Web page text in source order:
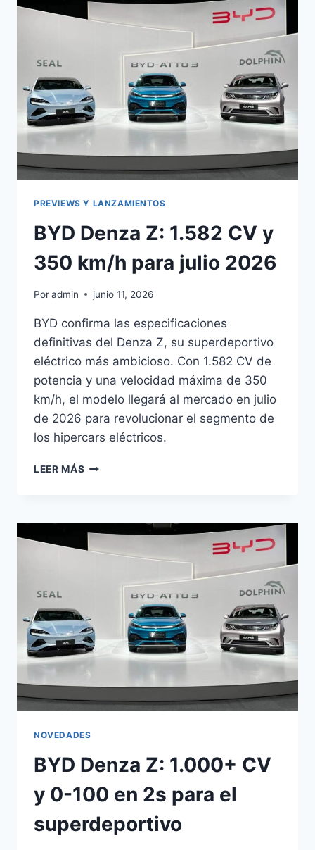
MEJOR
SUPERDEPORTIVO
PREVIEWS Y LANZAMIENTOS
BYD Denza Z: 1.582 CV y
350 km/h para julio 2026
Poradmin junio 11, 2026
BYD confirma las especificaciones
definitivas del Denza Z, su superdeportivo
eléctrico más ambicioso. Con 1.582 CV de
potencia y una velocidad máxima de 350
km/h, el modelo llegará al mercado en julio
de 2026 para revolucionar el segmento de
los hipercars eléctricos.
LEER MÁS BYD
CV
Y
350
NOVEDADES
BYD Denza Z: 1.000+ CV
y 0-100 en 2s para el
superdeportivo